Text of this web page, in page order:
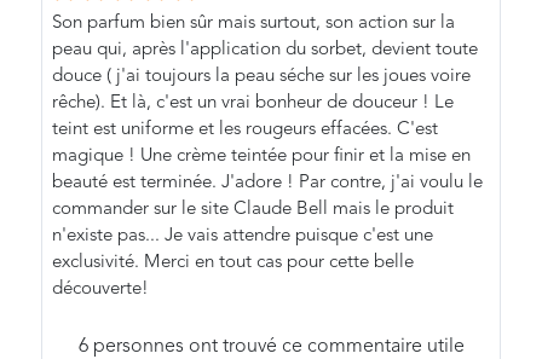
Son parfum bien sûr mais surtout, son action sur la
peau qui, après l'application du sorbet, devient toute
douce ( j'ai toujours la peau séche sur les joues voire
rêche). Et là, c'est un vrai bonheur de douceur ! Le
teint est uniforme et les rougeurs effacées. C'est
magique ! Une crème teintée pour finir et la mise en
beauté est terminée. J'adore ! Par contre, j'ai voulu le
commander sur le site Claude Bell mais le produit
n'existe pas... Je vais attendre puisque c'est une
exclusivité. Merci en tout cas pour cette belle
découverte!
6personnes ont trouvé ce commentaire utile